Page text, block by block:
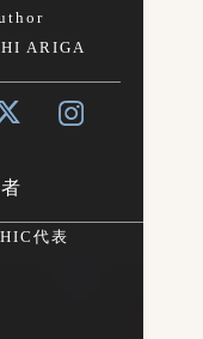
ARIGA
代表